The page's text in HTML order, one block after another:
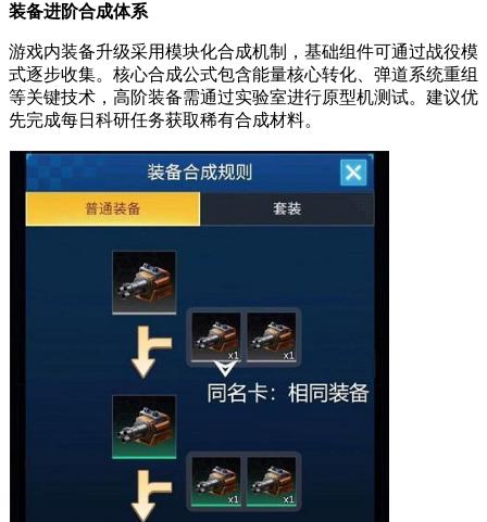
装备进阶合成体系
游戏内装备升级采用模块化合成机制，基础组件可通过战役模
式逐步收集。核心合成公式包含能量核心转化、弹道系统重组
等关键技术，高阶装备需通过实验室进行原型机测试。建议优
先完成每日科研任务获取稀有合成材料。